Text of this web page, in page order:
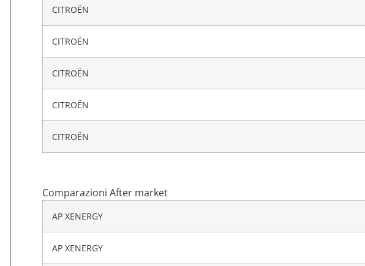
CITROËN
CITROËN
CITROËN
CITROËN
CITROËN
Comparazioni After market
AP XENERGY
AP XENERGY